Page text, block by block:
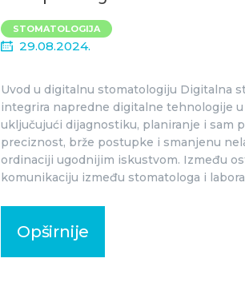
STOMATOLOGIJA
29.08.2024.
Uvod u digitalnu stomatologiju Digitalna
integrira napredne digitalne tehnologije
uključujući dijagnostiku, planiranje i sam
preciznost, brže postupke i smanjenu
ordinaciji ugodnijim iskustvom. Između
komunikaciju između stomatologa i
Opširnije